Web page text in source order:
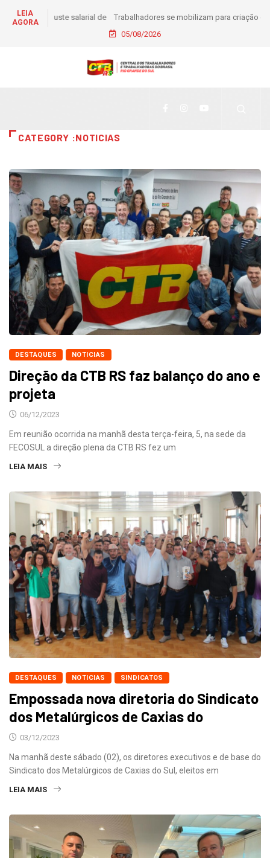
LEIA
AGORA
Trabalhadores se mobilizam para criação de comitê em
apoio à pré-candidatura de Daiana Santos
05/08/2026
CATEGORY :NOTICIAS
DESTAQUES NOTICIAS
Direção da CTB RS faz balanço do ano e
projeta
06/12/2023
Em reunião ocorrida na manhã desta terça-feira, 5, na sede da
FECOSUL a direção plena da CTB RS fez um
LEIA MAIS
DESTAQUES NOTICIAS SINDICATOS
Empossada nova diretoria do Sindicato
dos Metalúrgicos de Caxias do
03/12/2023
Na manhã deste sábado (02), os diretores executivos e de base do
Sindicato dos Metalúrgicos de Caxias do Sul, eleitos em
LEIA MAIS